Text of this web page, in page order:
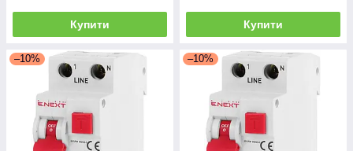
Купити Купити
–10% –10%